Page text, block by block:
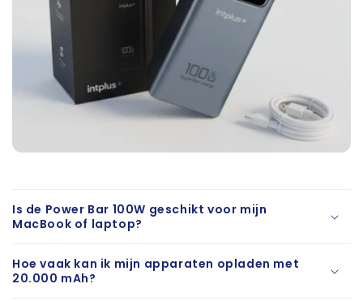
Is de Power Bar 100W geschikt voor mijn
MacBook of laptop?
Hoe vaak kan ik mijn apparaten opladen met
20.000 mAh?